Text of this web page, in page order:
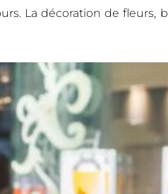
La décoration de fleurs,